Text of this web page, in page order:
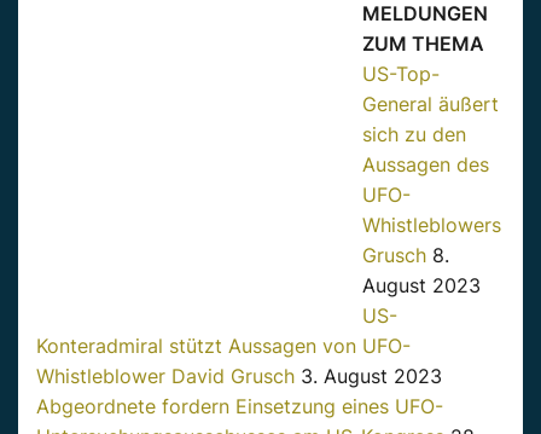
MELDUNGEN
ZUM THEMA
US-Top-
General äußert
sich zu den
Aussagen des
UFO-
Whistleblowers
Grusch 8.
August 2023
US-
Konteradmiral stützt Aussagen von UFO-
Whistleblower David Grusch 3. August 2023
Abgeordnete fordern Einsetzung eines UFO-